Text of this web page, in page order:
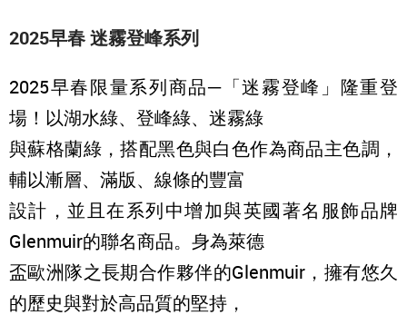
2025早春 迷霧登峰系列
2025早春限量系列商品─「迷霧登峰」隆重登
場！以湖水綠、登峰綠、迷霧綠
與蘇格蘭綠，搭配黑色與白色作為商品主色調，
輔以漸層、滿版、線條的豐富
設計，並且在系列中增加與英國著名服飾品牌
Glenmuir的聯名商品。身為萊德
盃歐洲隊之長期合作夥伴的Glenmuir，擁有悠久
的歷史與對於高品質的堅持，